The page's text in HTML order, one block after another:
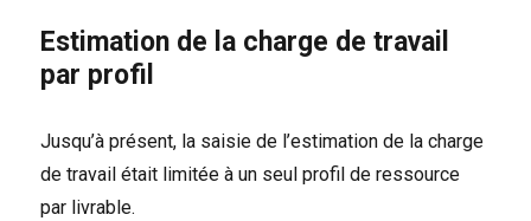
Estimation de la charge de travail
par profil
Jusqu’à présent, la saisie de l’estimation de la charge
de travail était limitée à un seul profil de ressource
par livrable.